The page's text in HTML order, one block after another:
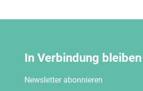
In Verbindung bleiben
Newsletter abonnieren